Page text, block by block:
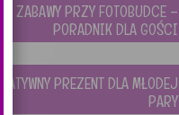
ZABAWY PRZY FOTOBUDCE –
PORADNIK DLA GOŚCI
PREZENT DLA MŁODEJ
PARY